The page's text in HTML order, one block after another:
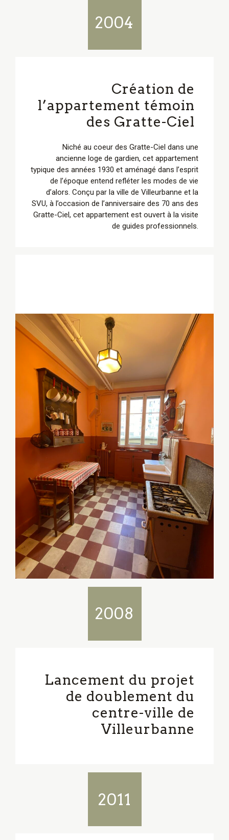
2004
Création de
l’appartement témoin
des Gratte-Ciel
Niché au coeur des Gratte-Ciel dans une
ancienne loge de gardien, cet appartement
typique des années 1930 et aménagé dans l’esprit
de l’époque entend refléter les modes de vie
d’alors. Conçu par la ville de Villeurbanne et la
SVU, à l’occasion de l’anniversaire des 70 ans des
Gratte-Ciel, cet appartement est ouvert à la visite
de guides professionnels.
2008
Lancement du projet
de doublement du
centre-ville de
Villeurbanne
2011